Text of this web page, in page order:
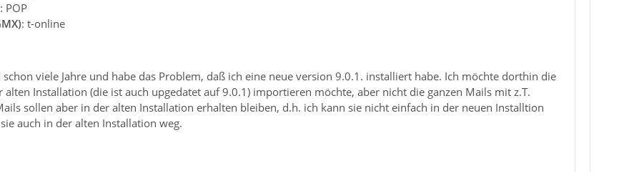
: POP
: t-online
viele Jahre und habe das Problem, daß ich eine neue version 9.0.1. installiert habe. Ich möchte dorthin die
alten Installation (die ist auch upgedatet auf 9.0.1) importieren möchte, aber nicht die ganzen Mails mit z.T.
sollen aber in der alten Installation erhalten bleiben, d.h. ich kann sie nicht einfach in der neuen Installtion
auch in der alten Installation weg.